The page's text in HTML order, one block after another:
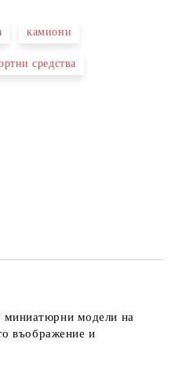
камиони
средства
миниатюрни модели на
въображение и